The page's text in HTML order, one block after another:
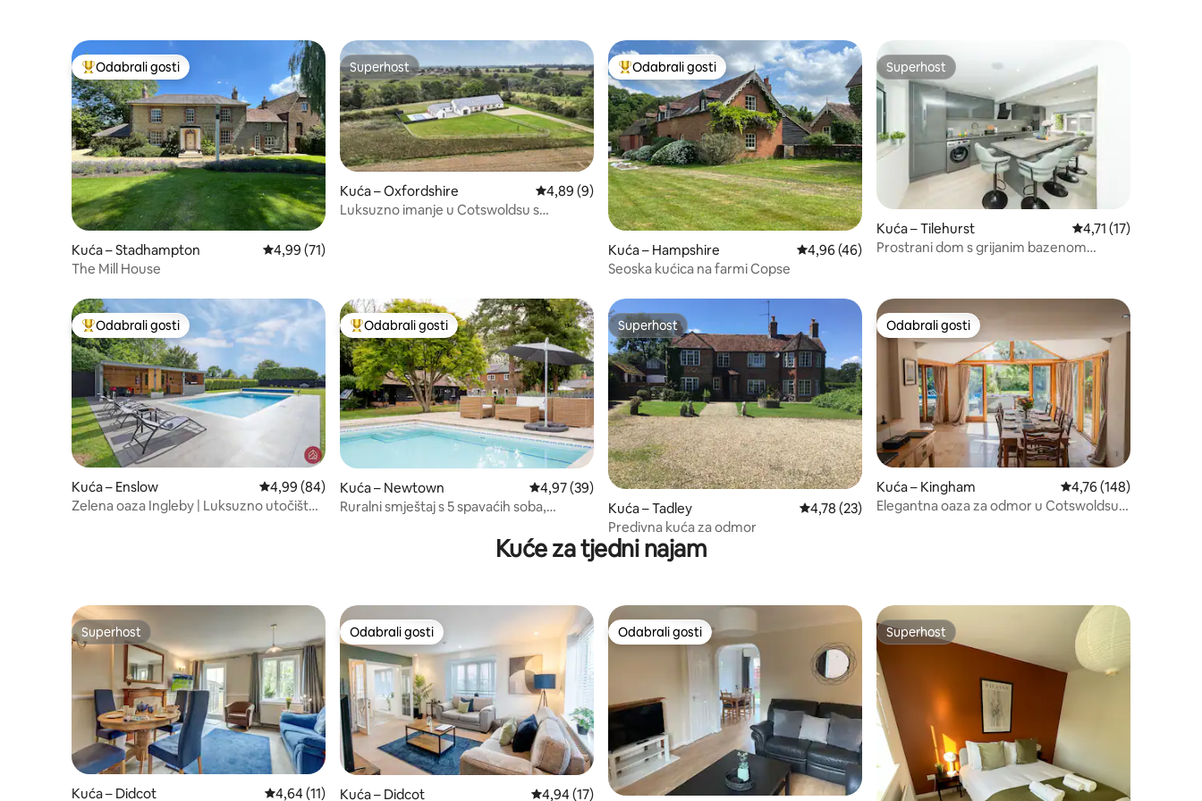
Među najviše rangiranima s oznakom „Odabrali gosti”
Odabrali gosti
Kuća – Stadhampton Prosječna ocjena: 4,99/5, recenzija: 71
4,99 (71)
The Mill House
Superhost
Superhost
Kuća – Oxfordshire Prosječna ocjena: 4,89/5, recenzija: 9
4,89 (9)
Luksuzno imanje u Cotswoldsu s
Među najviše rangiranima s oznakom „Odabrali gosti”
Odabrali gosti
Kuća – Hampshire Prosječna ocjena: 4,96/5, recenzija: 46
4,96 (46)
Seoska kućica na farmi Copse
Superhost
Superhost
Kuća – Tilehurst Prosječna ocjena:
4,71 (17)
Prostrani dom s grijanim bazenom
Među najviše rangiranima s oznakom „Odabrali gosti”
Odabrali gosti
Kuća – Enslow Prosječna ocjena: 4,99/5, recenzija: 84
4,99 (84)
Zelena oaza Ingleby | Luksuzno utočište
Među najviše rangiranima s oznakom „Odabrali gosti”
Odabrali gosti
Kuća – Newtown Prosječna ocjena: 4,97/5, recenzija: 39
4,97 (39)
Ruralni smještaj s 5 spavaćih soba,
Superhost
Superhost
Kuća – Tadley Prosječna ocjena: 4,78/5, recenzija: 23
4,78 (23)
Predivna kuća za odmor
Odabrali gosti
Odabrali gosti
Kuća – Kingham Prosječna ocjena:
4,76 (148)
Elegantna oaza za odmor u Cotswoldsu s
Kuće za tjedni najam
Superhost
Superhost
Kuća – Didcot Prosječna ocjena: 4,64/5, recenzija: 11
4,64 (11)
Odabrali gosti
Odabrali gosti
Kuća – Didcot Prosječna ocjena: 4,94/5, recenzija: 17
4,94 (17)
Odabrali gosti
Odabrali gosti Superhost
Superhost